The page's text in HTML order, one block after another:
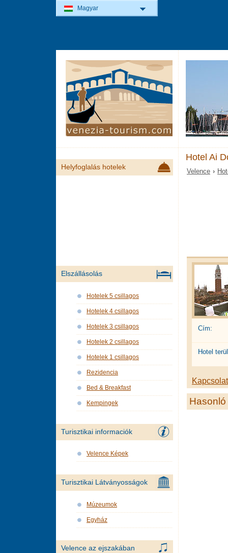
Hotel Ai
Velence ›
Cím:
Hotel
Helyfoglalás hotelek
Elszállásolás
Hotelek 5 csillagos
Hotelek 4 csillagos
Hotelek 3 csillagos
Hotelek 2 csillagos
Hotelek 1 csillagos
Rezidencia
Bed & Breakfast
Kempingek
Turisztikai informaciók
Velence Képek
Turisztikai Látványosságok
Múzeumok
Egyház
Velence az ejszakában
Magyar